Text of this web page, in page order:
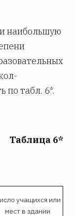
наибольшую
по табл. 6*.
Таблица 6*
учащихся или
мест в здании